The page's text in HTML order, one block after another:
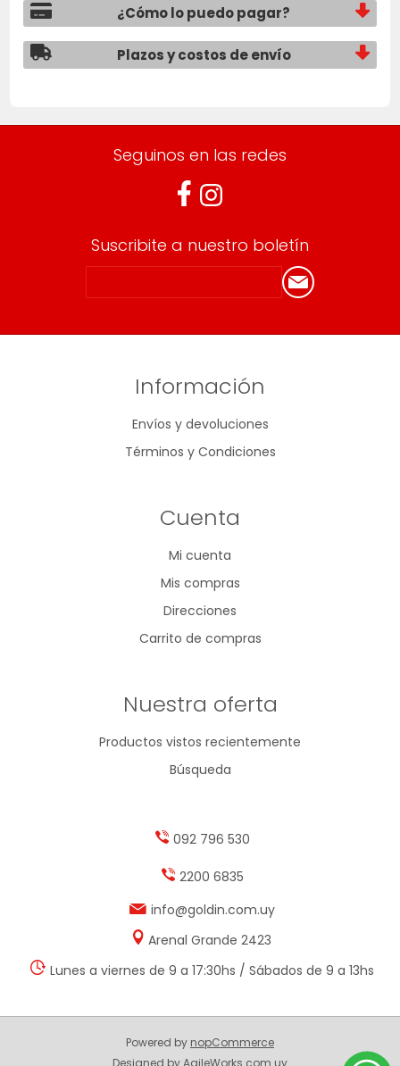
¿Cómo lo puedo pagar?
Plazos y costos de envío
Seguinos en las redes
Suscribite a nuestro boletín
Información
Envíos y devoluciones
Términos y Condiciones
Cuenta
Mi cuenta
Mis compras
Direcciones
Carrito de compras
Nuestra oferta
Productos vistos recientemente
Búsqueda
092 796 530
2200 6835
info@goldin.com.uy
Arenal Grande 2423
Lunes a viernes de 9 a 17:30hs / Sábados de 9 a 13hs
Powered by nopCommerce
Designed by AgileWorks.com.uy